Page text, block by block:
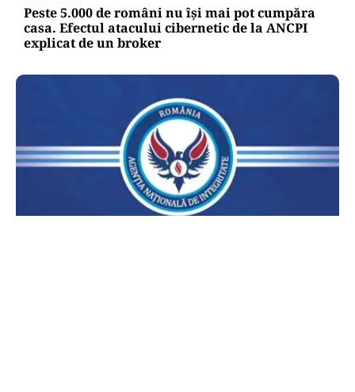
Peste 5.000 de români nu își mai pot cumpăra
casa. Efectul atacului cibernetic de la ANCPI
explicat de un broker